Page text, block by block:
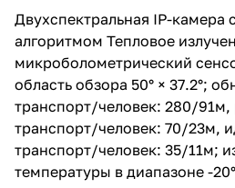
температуры в диапазоне -20°C
- +150°C с точностью ±8°C;
320×240 @25к/с; Видимый свет:
1/2.7"" Progressive CMOS; 4мм;
угол обзора объектива 84° ×
44.8°; механический ИК-
фильтр; 0.0176лк@F2.25; 2688 ×
1520@25к/с Сжатие
H.265/H.264/MJPEG,H.265+,H.2
64+; AGC, DDE, 3DDNR, WDR
Двухспектральная IP-камера
алгоритмом Тепловое
микроболометрический
область обзора 50° × 37.2°;
транспорт/человек: 280/91м,
транспорт/человек: 70/23м,
транспорт/человек: 35/11м;
температуры в диапазоне -